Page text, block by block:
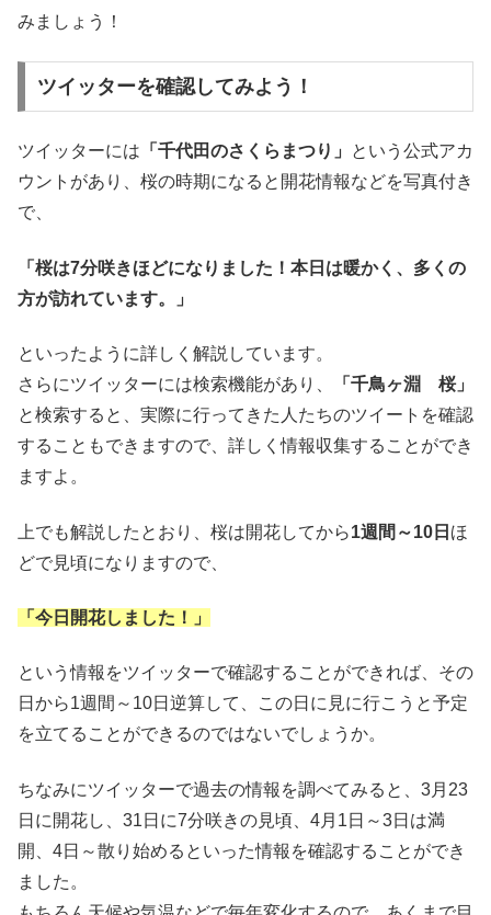
みましょう！
ツイッターを確認してみよう！
ツイッターには 「千代田のさくらまつり」
という公式アカ
ウントがあり、桜の時期になると開花情報などを写真付き
で、
「桜は7分咲きほどになりました！本日は暖かく、多くの
方が訪れています。」
といったように詳しく解説しています。
さらにツイッターには検索機能があり、
「千鳥ヶ淵 桜」
と検索すると、実際に行ってきた人たちのツイートを確認
することもできますので、詳しく情報収集することができ
ますよ。
上でも解説したとおり、桜は開花してから1週間～10日 ほ
どで見頃になりますので、
「今日開花しました！」
という情報をツイッターで確認することができれば、その
日から1週間～10日逆算して、この日に見に行こうと予定
を立てることができるのではないでしょうか。
ちなみにツイッターで過去の情報を調べてみると、3月23
日に開花し、31日に7分咲きの見頃、4月1日～3日は満
開、4日～散り始めるといった情報を確認することができ
ました。